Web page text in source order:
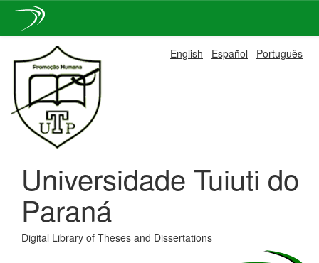
navigation
English Español Português
Universidade Tuiuti do
Paraná
Digital Library of Theses and Dissertations